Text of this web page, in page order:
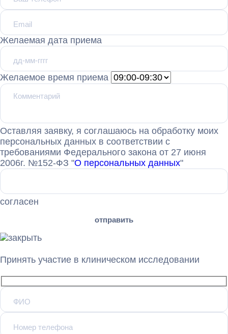
Желаемая дата приема
Желаемое время приема
Оставляя заявку, я соглашаюсь на обработку моих
персональных данных в соответствии с
требованиями Федерального закона от 27 июня
2006г. №152-ФЗ "О персональных данных"
согласен
Принять участие в клиническом исследовании